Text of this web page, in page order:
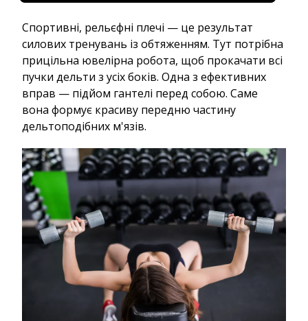
Спортивні, рельєфні плечі — це результат
силових тренувань із обтяженням. Тут потрібна
прицільна ювелірна робота, щоб прокачати всі
пучки дельти з усіх боків. Одна з ефективних
вправ — підйом гантелі перед собою. Саме
вона формує красиву передню частину
дельтоподібних м'язів.